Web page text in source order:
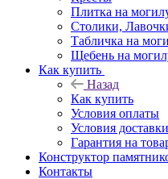
Плитка на
Столики,
Табличка на
Щебень на
Как купить
Назад
Как купить
Условия оплаты
Условия доставки
Гарантия на
Конструктор
Контакты